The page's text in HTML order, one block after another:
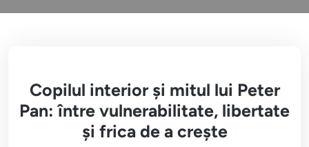
Copilul interior și mitul lui Peter
Pan: între vulnerabilitate, libertate
și frica de a crește